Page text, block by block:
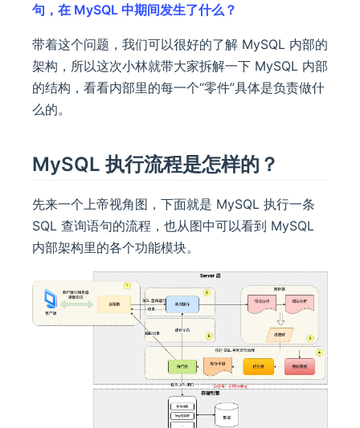
句，在 MySQL 中期间发生了什么？
带着这个问题，我们可以很好的了解 MySQL 内部的
架构，所以这次小林就带大家拆解一下 MySQL 内部
的结构，看看内部里的每一个“零件”具体是负责做什
么的。
MySQL 执行流程是怎样的？
先来一个上帝视角图，下面就是 MySQL 执行一条
SQL 查询语句的流程，也从图中可以看到 MySQL
内部架构里的各个功能模块。